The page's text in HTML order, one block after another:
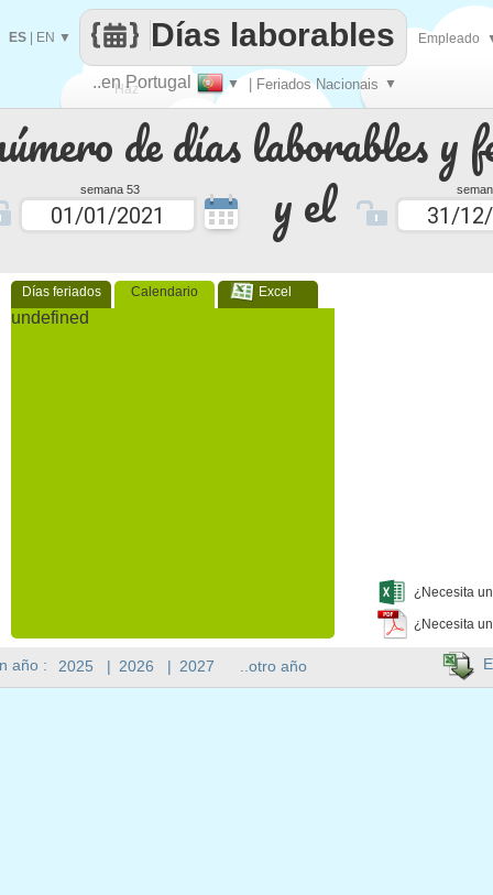
de días laborables y
semana 53 y el
Días feriados Calendario Excel
undefined
¿Necesita
¿Necesita
Haz
que
..en Portugal ▼ | Feriados Nacionais ▼
Días laborables
ES EN ▼ Empleado
año : 2025 | 2026 | 2027 ..otro año